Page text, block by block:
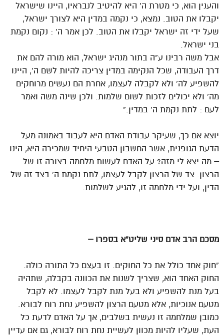
והענין הוא, כי מטרת ה’ היא להיטיב לנבראיו, היינו שישראל
יקבלו את הטוב. נמצא, כי נקמה במדין היא לצורך ישראל,
שעל ידי זה ישראל יקבלו את הטוב. לכן אמר ה’ : נקום נקמת
בני ישראל.
אבל משה רבינו ע”ה בתור מנהיג ישראל, הוא מורה להם את
דרך העבודה, שכל הנקימה במדין צריכה להיות לשם ה’, היינו
להשפיע לה’ ולא לקבלה לעצמו, אחרת הם נעשים מרוחקים
מה’ ולא יכולים לזכות לשום שלמות. ולכן שינה משה ואמר
לעם : לתת נקמת ה’ במדין.”
יוצא אם כך, שעיקר עבודת האדם היא לעבוד באמונה מעל
הדעת הגופנית, אשר החשבון הטבעי היחיד שמכירה היא, הינו
– מה יצא לי מזה? על האדם לעשות מלחמה בצורה זו של
הרצון. צד של הרצון לקבל לעצמו, לתת נקמת ה’ בצד זה של
הדין, ועל ידי מלחמה זו, להגיע לשלמות.
מסכם הרב אדם סיני שליט”א בספרו –
“חוק אחד כולל את כל החוקים. זו בעצם כל התורה כולה.
החוק האחד הוא, שצריך לשנות את הכוונה בקבלה, שתהיה
בעל מנת להשפיע ולא בעל מנת לקבל לעצמו. לא לקבל
מטעם אנוכיות, אלא מטעם הרצון להשפיע נחת רוח לבורא.
כמובן שמלחמה זו נעשית בשלבים, אך על האדם לדעת כל
העת, שעליו להיות מכוון לעשיית נחת רוח לבורא, גם אם עדיין